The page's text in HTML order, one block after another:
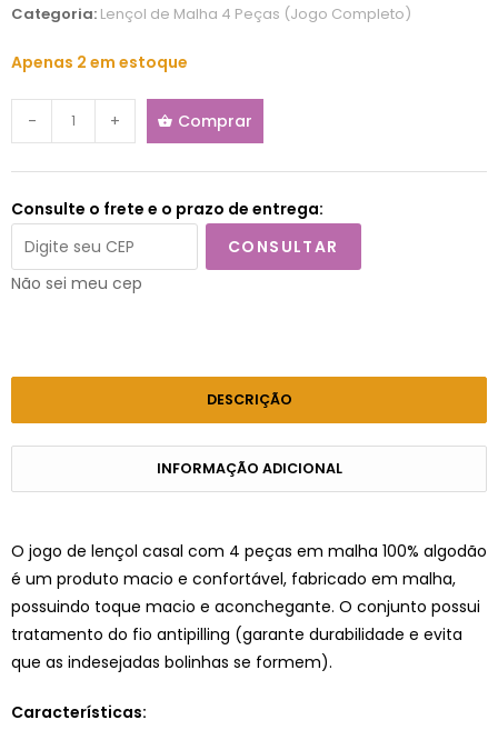
Categoria: Lençol de Malha 4 Peças (Jogo Completo)
Apenas 2 em estoque
- + Comprar
Consulte o frete e o prazo de entrega:
CONSULTAR
Não sei meu cep
DESCRIÇÃO
INFORMAÇÃO ADICIONAL
O jogo de lençol casal com 4 peças em malha 100% algodão
é um produto macio e confortável, fabricado em malha,
possuindo toque macio e aconchegante. O conjunto possui
tratamento do fio antipilling (garante durabilidade e evita
que as indesejadas bolinhas se formem).
Características: